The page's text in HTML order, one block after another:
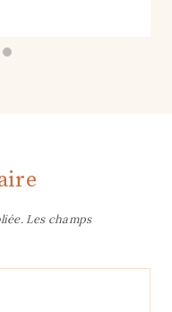
Les champs